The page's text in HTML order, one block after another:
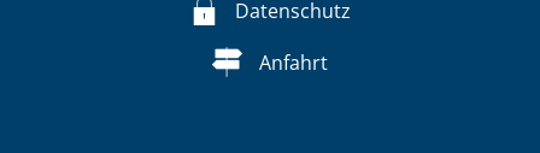
Datenschutz
Anfahrt